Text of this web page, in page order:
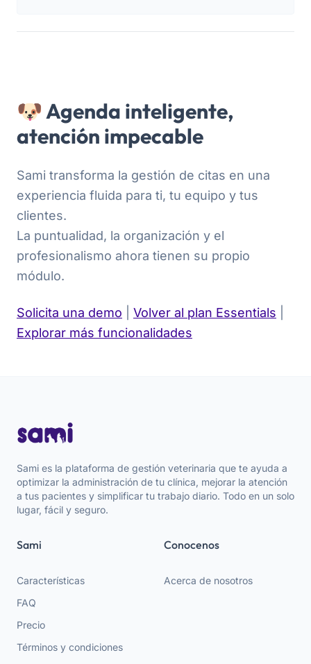
🐶 Agenda inteligente,
atención impecable
Sami transforma la gestión de citas en una
experiencia fluida para ti, tu equipo y tus
clientes.
La puntualidad, la organización y el
profesionalismo ahora tienen su propio
módulo.
Solicita una demo Volver al plan Essentials
Explorar más funcionalidades
Sami es la plataforma de gestión veterinaria que te ayuda a
optimizar la administración de tu clínica, mejorar la atención
a tus pacientes y simplificar tu trabajo diario. Todo en un solo
lugar, fácil y seguro.
Sami
Características
FAQ
Precio
Términos y condiciones
Conocenos
Acerca de nosotros